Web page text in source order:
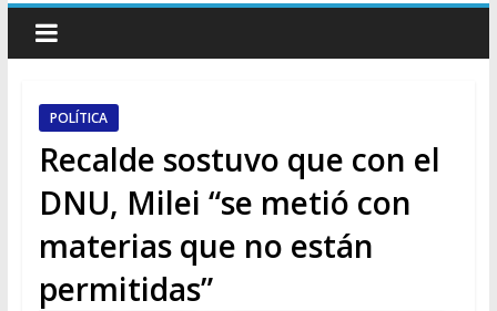
traslado del expediente a Campana
POLÍTICA
Recalde sostuvo que con el
DNU, Milei “se metió con
materias que no están
permitidas”